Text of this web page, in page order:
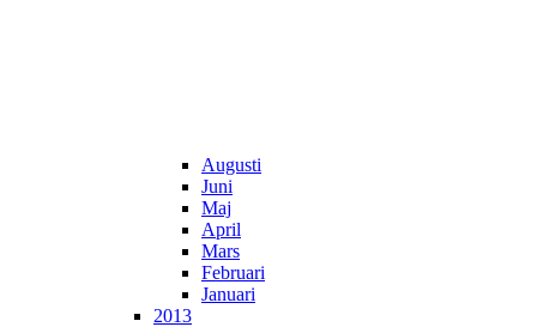
Augusti
Juni
Maj
April
Mars
Februari
Januari
2013